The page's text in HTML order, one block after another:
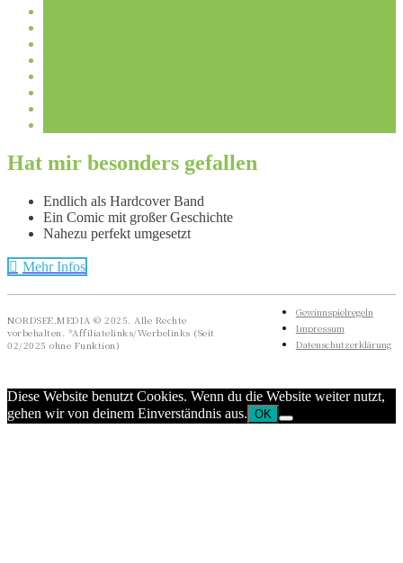
Hat mir besonders gefallen
Endlich als Hardcover Band
Ein Comic mit großer Geschichte
Nahezu perfekt umgesetzt
Mehr Infos
NORDSEE.MEDIA © 2025. Alle Rechte
vorbehalten. *Affiliatelinks/Werbelinks (Seit
02/2025 ohne Funktion)
Gewinnspielregeln
Impressum
Datenschutzerklärung
Diese Website benutzt Cookies. Wenn du die Website weiter nutzt,
gehen wir von deinem Einverständnis aus. OK